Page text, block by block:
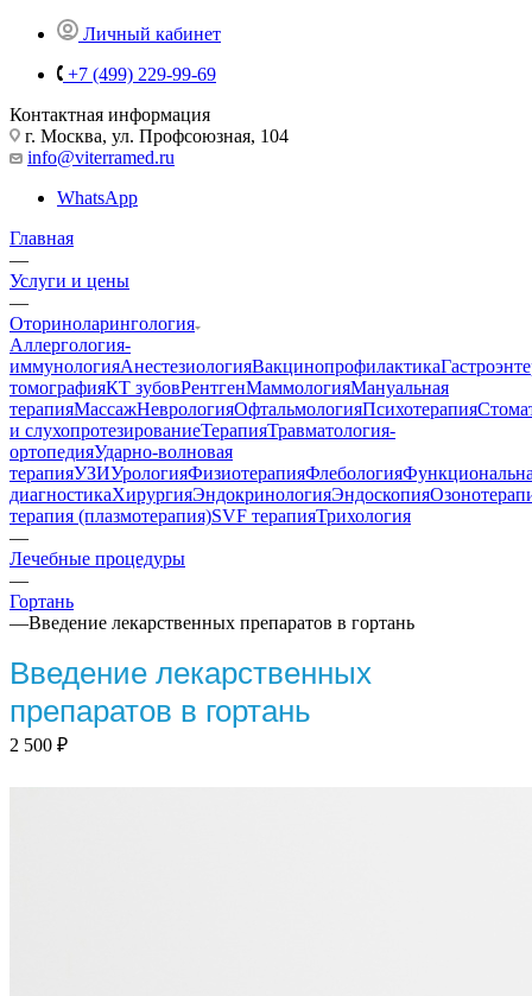
Личный кабинет
+7 (499) 229-99-69
Контактная информация
г. Москва, ул. Профсоюзная, 104
info@viterramed.ru
WhatsApp
Главная
—
Услуги и цены
—
Оториноларингология
Аллергология-
иммунологияАнестезиологияВакцинопрофилактика
томографияКТ зубовРентгенМаммологияМануальная
терапияМассажНеврологияОфтальмологияПсихотерапия
и слухопротезированиеТерапияТравматология-
ортопедияУдарно-волновая
терапияУЗИУрологияФизиотерапияФлебология
диагностикаХирургияЭндокринологияЭндоскопия
терапия (плазмотерапия)SVF терапияТрихология
—
Лечебные процедуры
—
Гортань
—Введение лекарственных препаратов в гортань
Введение лекарственных
препаратов в гортань
2 500 ₽